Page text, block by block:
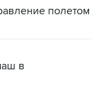
полетом
в